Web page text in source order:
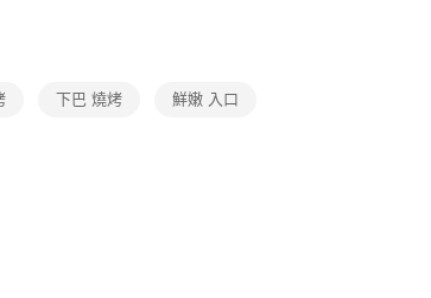
下巴 燒烤 鮮嫩 入口